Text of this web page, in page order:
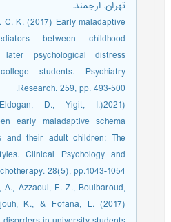
تهران. ارجمند.
C. K. (2017) Early maladaptive
between childhood
later psychological distress
students. Psychiatry
Research. 259, pp. 493-500.
D., Yigit, I.)2021)
early maladaptive schema
and their adult children: The
Clinical Psychology and
28(5), pp.1043-1054.
A., Azzaoui, F. Z., Boulbaroud,
K., & Fofana, L. (2017)